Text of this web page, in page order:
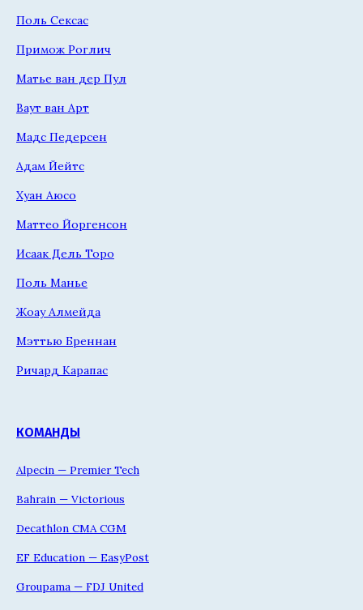
Поль Сексас
Примож Роглич
Матье ван дер Пул
Ваут ван Арт
Мадс Педерсен
Адам Йейтс
Хуан Аюсо
Маттео Йоргенсон
Исаак Дель Торо
Поль Манье
Жоау Алмейда
Мэттью Бреннан
Ричард Карапас
КОМАНДЫ
Alpecin — Premier Tech
Bahrain — Victorious
Decathlon CMA CGM
EF Education — EasyPost
Groupama — FDJ United